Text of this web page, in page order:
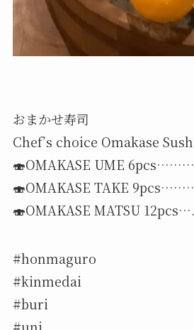
おまかせ寿司
Chef’s choice Omakase
🍣OMAKASE UME
🍣OMAKASE TAKE
🍣OMAKASE MATSU
#honmaguro
#kinmedai
#buri
#uni